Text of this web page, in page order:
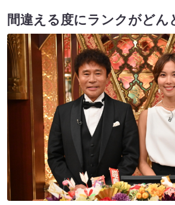
間違える度にランクがどん